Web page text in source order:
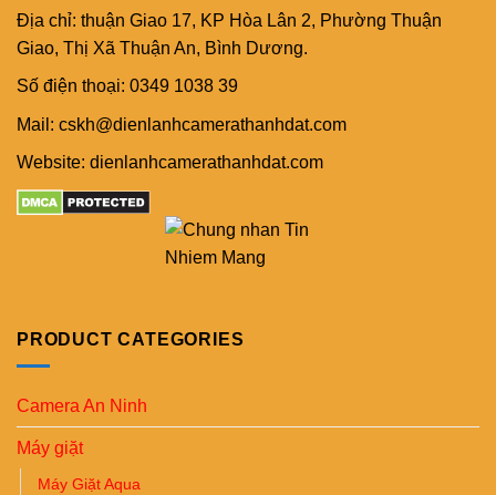
Địa chỉ: thuận Giao 17, KP Hòa Lân 2, Phường Thuận
Giao, Thị Xã Thuận An, Bình Dương.
Số điện thoại: 0349 1038 39
Mail: cskh@dienlanhcamerathanhdat.com
Website: dienlanhcamerathanhdat.com
PRODUCT CATEGORIES
Camera An Ninh
Máy giặt
Máy Giặt Aqua